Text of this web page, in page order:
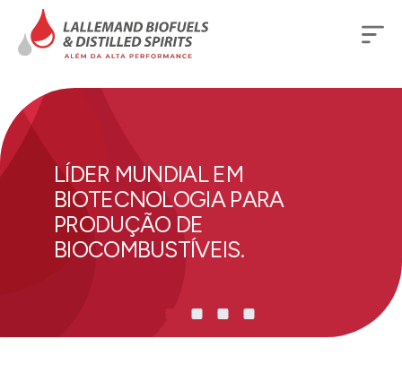
LÍDER MUNDIAL EM
BIOTECNOLOGIA PARA
PRODUÇÃO DE
BIOCOMBUSTÍVEIS.